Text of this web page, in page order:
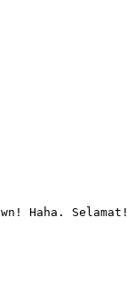
Haha. Selamat!